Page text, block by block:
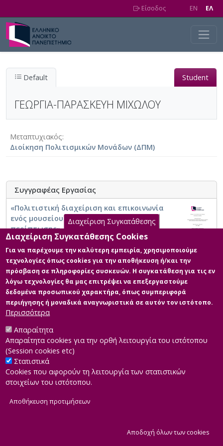
Είσοδος EN EΛ
Default Student
ΓΕΩΡΓΙΑ-ΠΑΡΑΣΚΕΥΗ ΜΙΧΩΛΟΥ
Μεταπτυχιακός
Διοίκηση Πολιτισμικών Μονάδων (ΔΠΜ)
Συγγραφέας Εργασίας
«Πολιτιστική διαχείριση και επικοινωνία
ενός μουσείου της περιφέρειας. Μελέτη
περίπτωσης».
Developed byINTEROPTICS
Διαχείριση Συγκατάθεσης
Διαχείριση Συγκατάθεσης Cookies
Για να παρέχουμε την καλύτερη εμπειρία, χρησιμοποιούμε
τεχνολογίες όπως cookies για την αποθήκευση ή/και την
πρόσβαση σε πληροφορίες συσκευών. Η συγκατάθεση για τις εν
λόγω τεχνολογίες θα μας επιτρέψει να επεξεργαστούμε
δεδομένα προσωπικού χαρακτήρα, όπως συμπεριφορά
περιήγησης ή μοναδικά αναγνωριστικά σε αυτόν τον ιστότοπο.
Περισσότερα
Απαραίτητα
Απαραίτητα cookies για την ορθή λειτουργία του ιστότοπου
(Session cookies etc)
Στατιστικά
Cookies που αφορούν τη λειτουργία των στατιστικών
στοιχείων του ιστότοπου.
Αποθήκευση προτιμήσεων
Αποδοχή όλων των cookies